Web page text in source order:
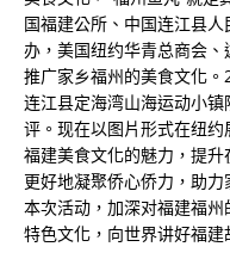
国福建公所、中国连江县
办，美国纽约华青总商会
推广家乡福州的美食文化
连江县定海湾山海运动小
评。现在以图片形式在纽
福建美食文化的魅力，提
更好地凝聚侨心侨力，助
本次活动，加深对福建福
特色文化，向世界讲好福建